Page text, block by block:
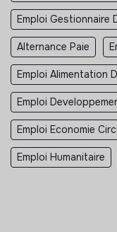
Emploi Gestionnaire
Alternance Paie
Emploi Alimentation
Emploi
Emploi Economie
Emploi Humanitaire